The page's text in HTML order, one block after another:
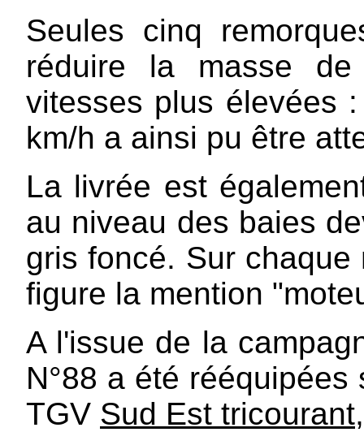
Seules cinq
réduire la masse
vitesses plus élevées
km/h a ainsi pu être
La livrée est
au niveau des baies
gris foncé. Sur
figure la mention
A l'issue de la
N°88 a été
TGV Sud Est tricourant